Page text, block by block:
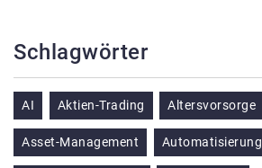
Schlagwörter
AI Aktien-Trading Altersvorsorge
Asset-Management Automatisierung